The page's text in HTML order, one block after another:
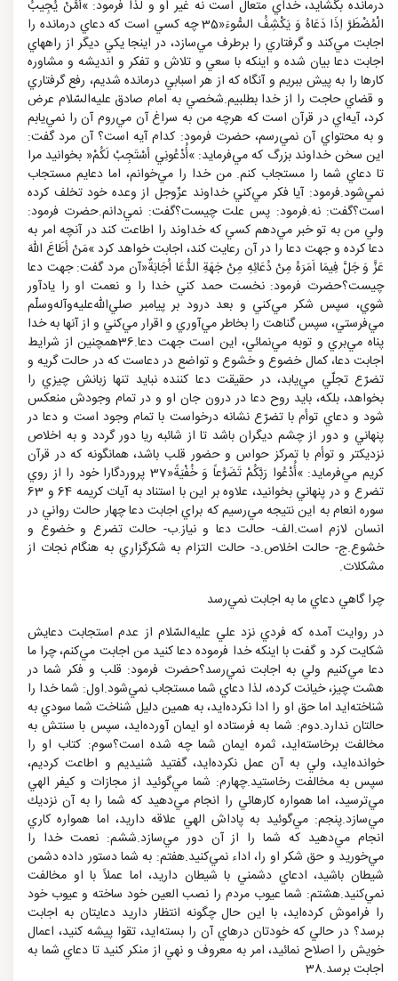
درمانده بگشايد، خداي متعال است نه غير او و لذا فرمود: »أَمَّنْ يُجِيبُ
الْمُضْطَرَّ اِذَا دَعَاهُ وَ يَكْشِفُ السُّوءَ«35 چه كسي است كه دعاي درمانده را
اجابت مي‌كند و گرفتاري را برطرف مي‌سازد، در اينجا يكي ديگر از راههاي
اجابت دعا بيان شده و اينكه با سعي و تلاش و تفكر و انديشه و مشاوره
كارها را به پيش ببريم و آنگاه كه از هر اسبابي درمانده شديم، رفع گرفتاري
و قضاي حاجت را از خدا بطلبيم.شخصي به امام صادق عليه‌السّلام عرض
كرد، آيه‌اي در قرآن است كه هرچه من به سراغ آن مي‌روم آن را نمي‌يابم
و به محتواي آن نمي‌رسم، حضرت فرمود: كدام آيه است؟ آن مرد گفت:
اين سخن خداوند بزرگ كه مي‌فرمايد: »أُدْعُونِي أسْتَجِبْ لَكُمْ« بخوانيد مرا
تا دعاي شما را مستجاب كنم. من خدا را مي‌خوانم، اما دعايم مستجاب
نمي‌شود.فرمود: آيا فكر مي‌كني خداوند عزّوجل از وعده خود تخلف كرده
است؟گفت: نه.فرمود: پس علت چيست؟گفت: نمي‌دانم.حضرت فرمود:
ولي من به تو خبر مي‌دهم كسي كه خداوند را اطاعت كند در آنچه امر به
دعا كرده و جهت دعا را در آن رعايت كند، اجابت خواهد كرد »مَنْ أطَاعَ اللهَ
عَزَّ وَ جَلَّ فِيمَا اَمَرَهُ مِنْ دُعَائِهِ مِنْ جَهَةِ الدُّعَا اُجَابَةٌ«آن مرد گفت: جهت دعا
چيست؟حضرت فرمود: نخست حمد كني خدا را و نعمت او را يادآور
شوي، سپس شكر مي‌كني و بعد درود بر پيامبر صلي‌الله‌عليه‌و‌آله‌و‌سلّم
مي‌فرستي، سپس گناهت را بخاطر مي‌آوري و اقرار مي‌كني و از آنها به خدا
پناه مي‌بري و توبه مي‌نمائي، اين است جهت دعا.36همچنين از شرايط
اجابت دعا، كمال خضوع و خشوع و تواضع در دعاست كه در حالت گريه و
تضرّع تجلّي مي‌يابد، در حقيقت دعا كننده نبايد تنها زبانش چيزي را
بخواهد، بلكه، بايد روح دعا در درون جان او و در تمام وجودش منعكس
شود و دعاي توأم با تضرّع نشانه درخواست با تمام وجود است و دعا در
پنهاني و دور از چشم ديگران باشد تا از شائبه ريا دور گردد و به اخلاص
نزديكتر و توأم با تمركز حواس و حضور قلب باشد، همانگونه كه در قرآن
كريم مي‌فرمايد: »أُدْعُوا رَبَّكُمْ تَضَرُّعاً وَ خُفْيَةً«37 پروردگارا خود را از روي
تضرع و در پنهاني بخوانيد، علاوه بر اين با استناد به آيات كريمه 64 و 63
سوره انعام به اين نتيجه مي‌رسيم كه براي اجابت دعا چهار حالت رواني در
انسان لازم است.الف- حالت دعا و نياز.ب- حالت تضرع و خضوع و
خشوع.ج- حالت اخلاص.د- حالت التزام به شكرگزاري به هنگام نجات از
مشكلات.
چرا گاهي دعاي ما به اجابت نمي‌رسد
در روايت آمده كه فردي نزد علي عليه‌السّلام از عدم استجابت دعايش
شكايت كرد و گفت با اينكه خدا فرموده دعا كنيد من اجابت مي‌كنم، چرا ما
دعا مي‌كنيم ولي به اجابت نمي‌رسد؟حضرت فرمود: قلب و فكر شما در
هشت چيز، خيانت كرده، لذا دعاي شما مستجاب نمي‌شود.اول: شما خدا را
شناخته‌ايد اما حق او را ادا نكرده‌ايد، به همين دليل شناخت شما سودي به
حالتان ندارد.دوم: شما به فرستاده او ايمان آورده‌ايد، سپس با سنتش به
مخالفت برخاسته‌ايد، ثمره ايمان شما چه شده است؟سوم: كتاب او را
خوانده‌ايد، ولي به آن عمل نكرده‌ايد، گفتيد شنيديم و اطاعت كرديم،
سپس به مخالفت رخاستيد.چهارم: شما مي‌گوئيد از مجازات و كيفر الهي
مي‌ترسيد، اما همواره كارهائي را انجام مي‌دهيد كه شما را به آن نزديك
مي‌سازد.پنجم: مي‌گوئيد به پاداش الهي علاقه داريد، اما همواره كاري
انجام مي‌دهيد كه شما را از آن دور مي‌سازد.ششم: نعمت خدا را
مي‌خوريد و حق شكر او را، اداء نمي‌كنيد.هفتم: به شما دستور داده دشمن
شيطان باشيد، ادعاي دشمني با شيطان داريد، اما عملاً با او مخالفت
نمي‌كنيد.هشتم: شما عيوب مردم را نصب العين خود ساخته و عيوب خود
را فراموش كرده‌ايد، با اين حال چگونه انتظار داريد دعايتان به اجابت
برسد؟ در حالي كه خودتان درهاي آن را بسته‌ايد، تقوا پيشه كنيد، اعمال
خويش را اصلاح نمائيد، امر به معروف و نهي از منكر كنيد تا دعاي شما به
اجابت برسد.38